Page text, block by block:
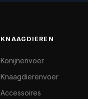
KNAAGDIEREN
Konijnenvoer
Knaagdierenvoer
Accessoires